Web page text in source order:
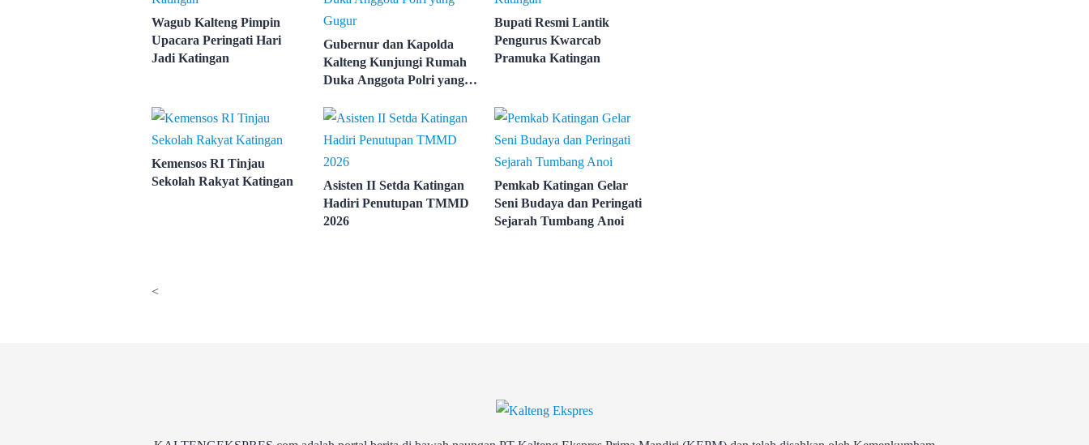
Wagub Kalteng Pimpin
Upacara Peringati Hari
Jadi Katingan
Gubernur dan Kapolda
Kalteng Kunjungi Rumah
Duka Anggota Polri yang
Bupati Resmi Lantik
Pengurus Kwarcab
Pramuka Katingan
Kemensos RI Tinjau
Sekolah Rakyat Katingan
Asisten II Setda Katingan
Hadiri Penutupan TMMD
2026
Pemkab Katingan Gelar
Seni Budaya dan Peringati
Sejarah Tumbang Anoi
<